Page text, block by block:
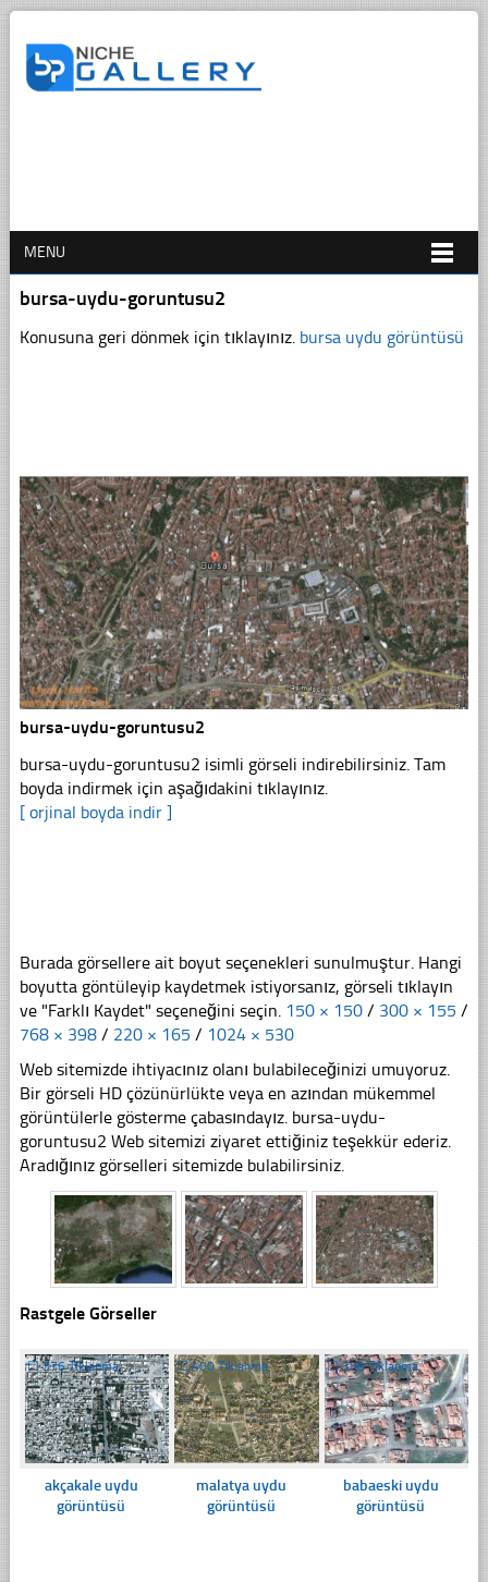
MENU
bursa-uydu-goruntusu2
Konusuna geri dönmek için tıklayınız. bursa uydu görüntüsü
bursa-uydu-goruntusu2
bursa-uydu-goruntusu2 isimli görseli indirebilirsiniz. Tam
boyda indirmek için aşağıdakini tıklayınız.
[ orjinal boyda indir ]
Burada görsellere ait boyut seçenekleri sunulmuştur. Hangi
boyutta göntüleyip kaydetmek istiyorsanız, görseli tıklayın
ve "Farklı Kaydet" seçeneğini seçin. 150 × 150 / 300 × 155 /
768 × 398 / 220 × 165 / 1024 × 530
Web sitemizde ihtiyacınız olanı bulabileceğinizi umuyoruz.
Bir görseli HD çözünürlükte veya en azından mükemmel
görüntülerle gösterme çabasındayız. bursa-uydu-
goruntusu2 Web sitemizi ziyaret ettiğiniz teşekkür ederiz.
Aradığınız görselleri sitemizde bulabilirsiniz.
Rastgele Görseller
☐376 Tıklanma
akçakale uydu
görüntüsü
☐400 Tıklanma
malatya uydu
görüntüsü
☐388 Tıklanma
babaeski uydu
görüntüsü